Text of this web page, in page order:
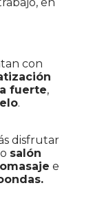
en
con
fuerte,
.
disfrutar
salón
e